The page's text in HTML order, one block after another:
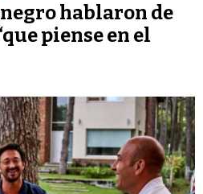
hablaron de
piense en el